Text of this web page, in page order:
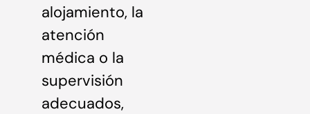
alojamiento, la
atención
médica o la
supervisión
adecuados,